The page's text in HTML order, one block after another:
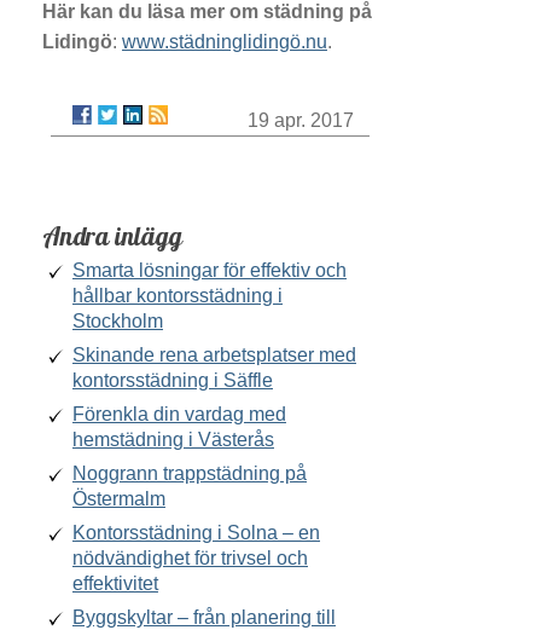
Här kan du läsa mer om städning på
Lidingö: www.städninglidingö.nu.
19 apr. 2017
Andra inlägg
Smarta lösningar för effektiv och
hållbar kontorsstädning i
Stockholm
Skinande rena arbetsplatser med
kontorsstädning i Säffle
Förenkla din vardag med
hemstädning i Västerås
Noggrann trappstädning på
Östermalm
Kontorsstädning i Solna – en
nödvändighet för trivsel och
effektivitet
Byggskyltar – från planering till